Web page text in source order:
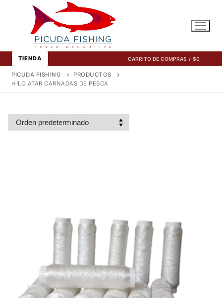
contenido
TIENDA CARRITO DE COMPRAS / $0
PICUDA FISHING
PRODUCTOS
HILO ATAR CARNADAS DE PESCA